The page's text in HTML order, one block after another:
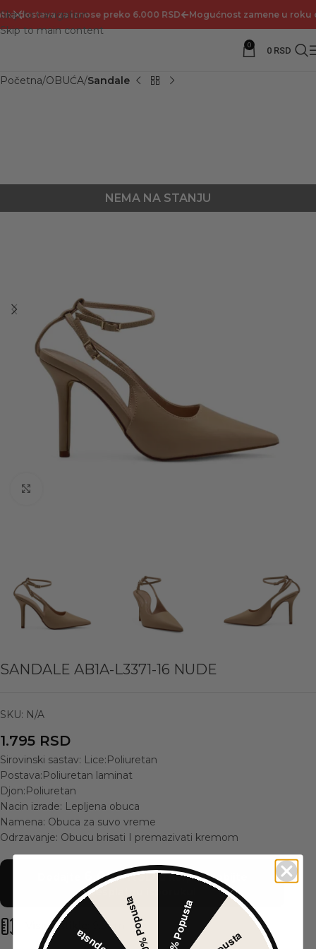
Skip to navigation
Skip to main content
0 0 RSD
Početna OBUĆA Sandale
NEMA NA STANJU
SANDALE AB1A-L3371-16 NUDE
SKU: N/A
1.795 RSD
Sirovinski sastav: Lice:Poliuretan
Postava:Poliuretan laminat
Djon:Poliuretan
Nacin izrade: Lepljena obuca
Namena: Obuca za suvo vreme
Odrzavanje: Obucu brisati I premazivati kremom
6.000RSDu korpu i dobijte
besplatnu isporuku!
Visina štikle: 9.5 cm
dostava za iznose preko 6.000 RSD Mogućnost zamene u roku
5% Popusta
30% Popusta